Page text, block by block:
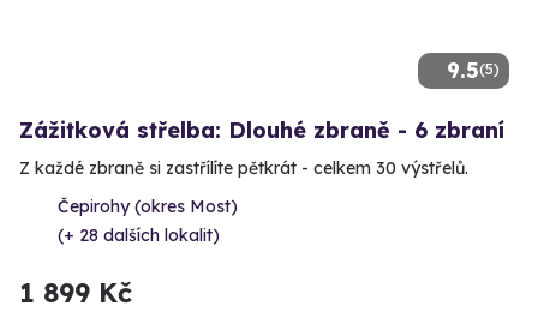
9.5(5)
Zážitková střelba: Dlouhé zbraně - 6 zbraní
Z každé zbraně si zastřílíte pětkrát - celkem 30 výstřelů.
Čepirohy (okres Most)
(+ 28 dalších lokalit)
1 899 Kč